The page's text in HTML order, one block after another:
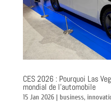
CES 2026 : Pourquoi Las
mondial de l’automobile
15 Jan 2026| business,